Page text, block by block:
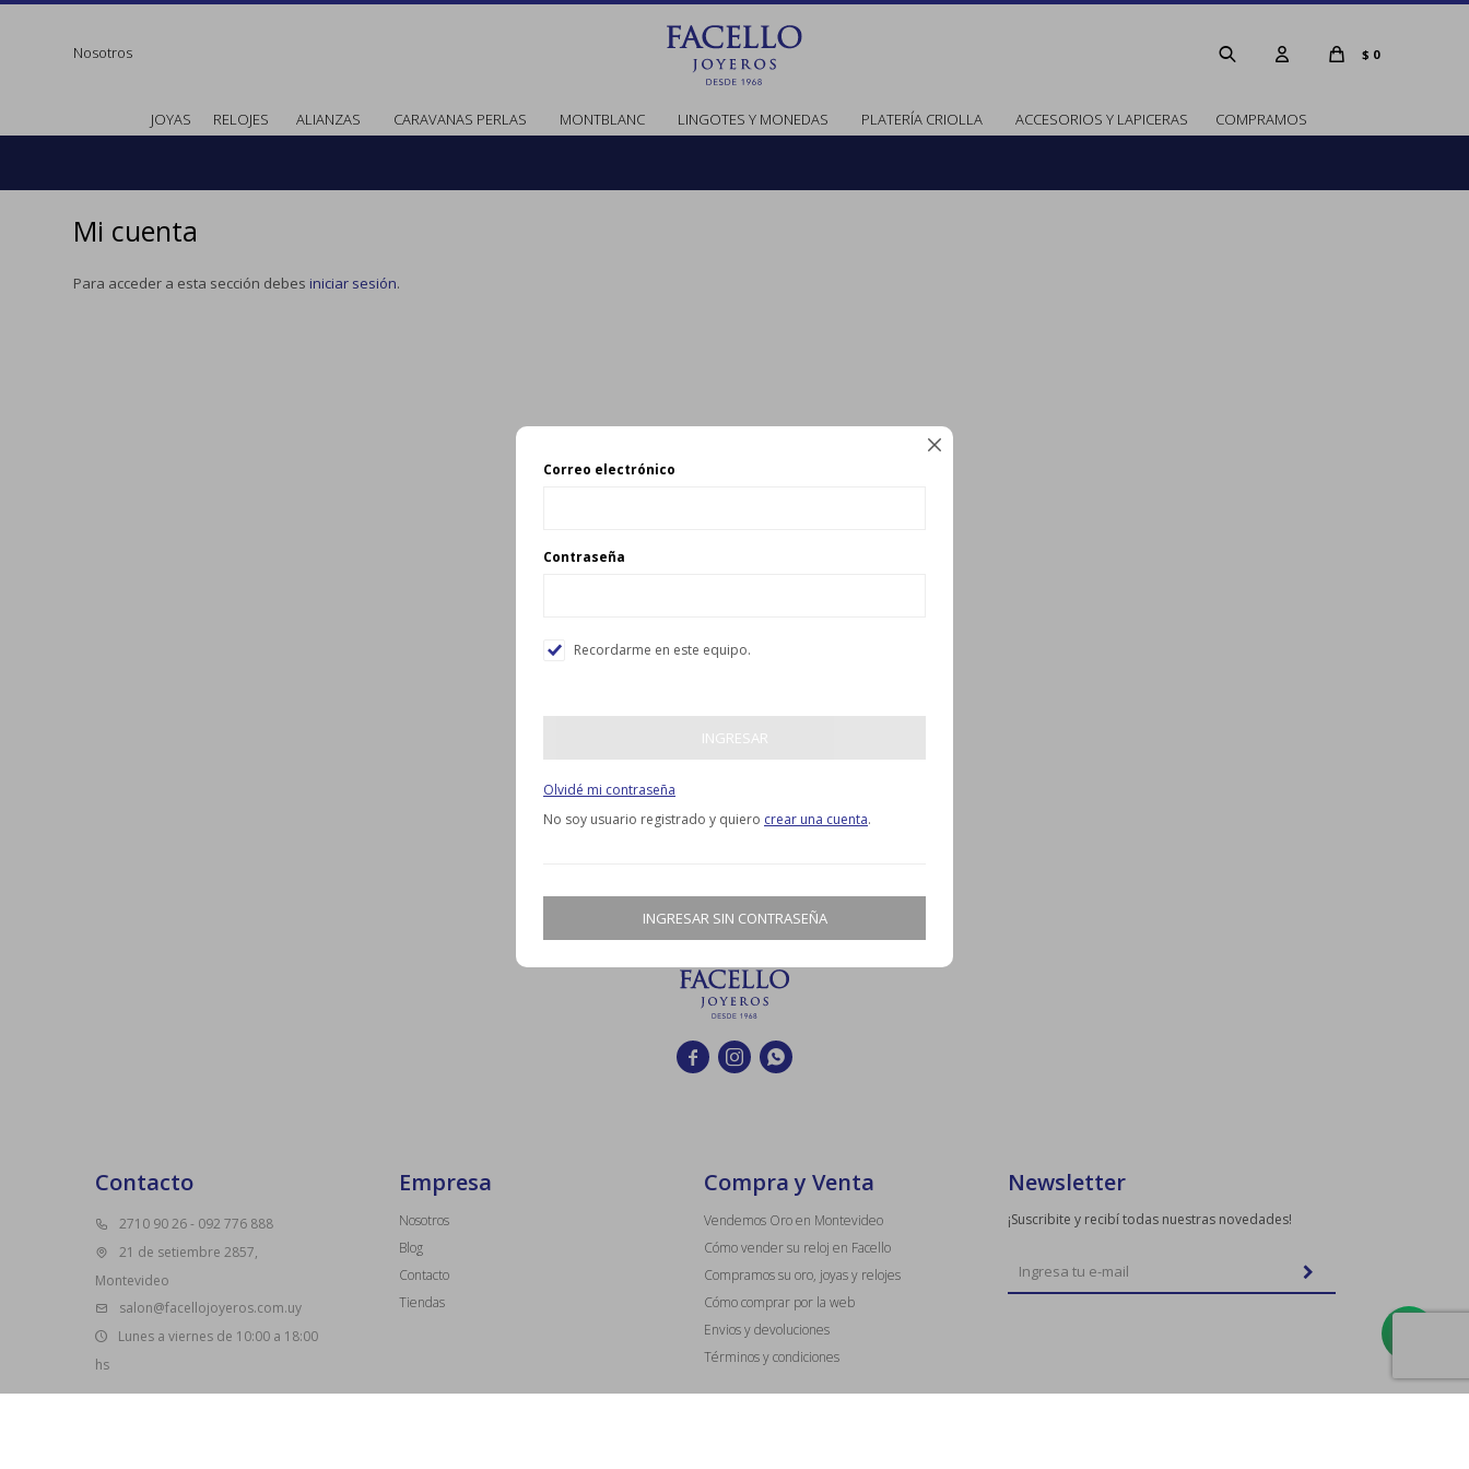

Correo electrónico
Contraseña
Recordarme en este equipo.
INGRESAR
Olvidé mi contraseña
No soy usuario registrado y quiero crear una cuenta.
INGRESAR SIN CONTRASEÑA
JOYAS RELOJES ALIANZAS CARAVANAS PERLAS MONTBLANC LINGOTES Y MONEDAS PLATERÍA CRIOLLA ACCESORIOS Y LAPICERAS COMPRAMOS
$ 0
Nosotros
Mi cuenta
Para acceder a esta sección debes iniciar sesión.
  
Contacto
2710 90 26 - 092 776 888
21 de setiembre 2857,
Montevideo
salon@facellojoyeros.com.uy
Lunes a viernes de 10:00 a 18:00
hs
Empresa
Nosotros
Blog
Contacto
Tiendas
Compra y Venta
Vendemos Oro en Montevideo
Cómo vender su reloj en Facello
Compramos su oro, joyas y relojes
Cómo comprar por la web
Envios y devoluciones
Términos y condiciones
Newsletter
¡Suscribite y recibí todas nuestras novedades!